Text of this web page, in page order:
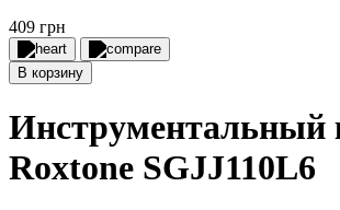
409 грн
В корзину
Инструментальный
Roxtone SGJJ110L6